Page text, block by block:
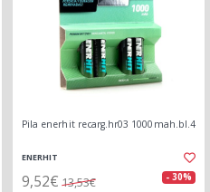
Pila enerhit recarg.hr03 1000mah.bl.4
ENERHIT
9,52€ 13,53€ - 30%